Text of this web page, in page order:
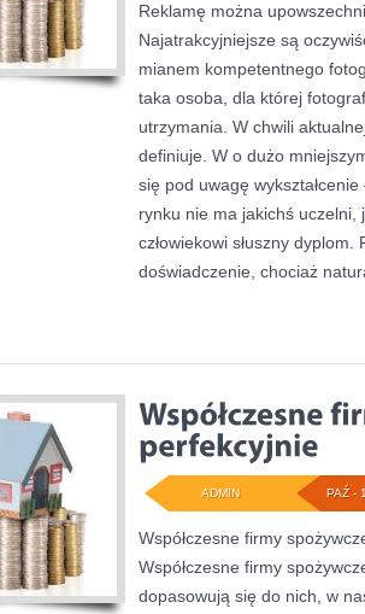
Reklamę można
Najatrakcyjniejsze są
mianem kompetentnego
taka osoba, dla której
utrzymania. W chwili
definiuje. W o dużo
się pod uwagę
rynku nie ma jakichś uczelni,
człowiekowi słuszny
doświadczenie, chociaż
PAŹ -
ADMIN
Współczesne firmy
Współczesne firmy
dopasowują się do nich, w